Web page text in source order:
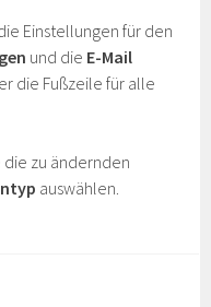
Einstellungen für den
und die E-Mail
die Fußzeile für alle
die zu ändernden
auswählen.